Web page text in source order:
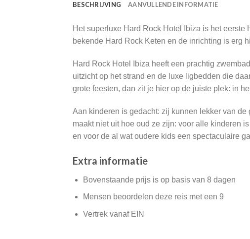
BESCHRIJVING AANVULLENDE INFORMATIE
Het superluxe Hard Rock Hotel Ibiza is het
bekende Hard Rock Keten en de inrichting is erg
Hard Rock Hotel Ibiza heeft een prachtig
uitzicht op het strand en de luxe ligbedden die
grote feesten, dan zit je hier op de juiste plek: in
Aan kinderen is gedacht: zij kunnen lekker van
maakt niet uit hoe oud ze zijn: voor alle kinderen
en voor de al wat oudere kids een spectaculaire
Extra informatie
Bovenstaande prijs is op basis van 8 dagen
Mensen beoordelen deze reis met een 9
Vertrek vanaf EIN